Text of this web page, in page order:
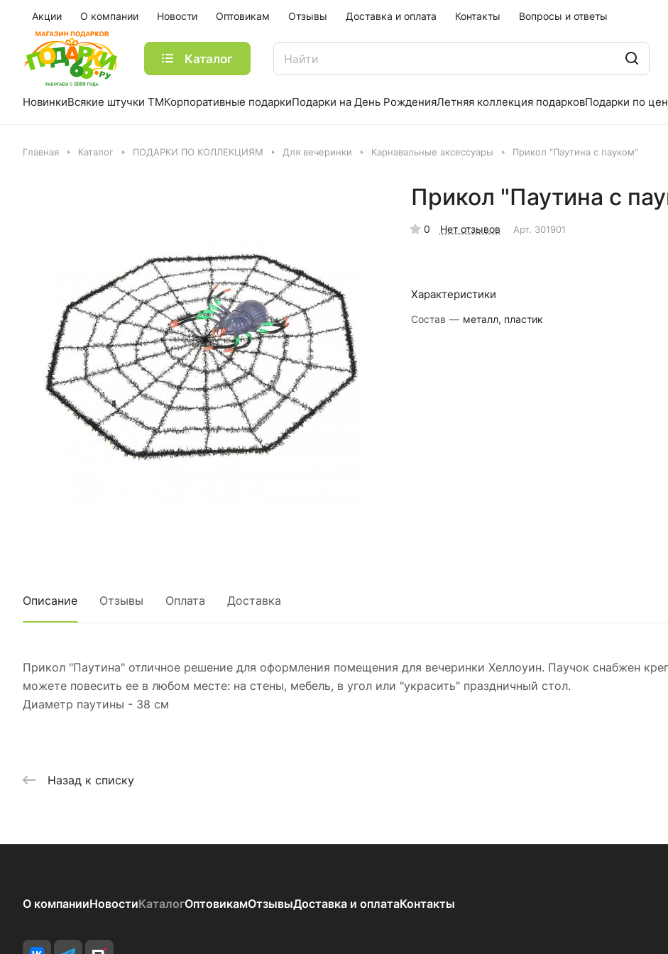
Акции О компании Новости Оптовикам Отзывы Доставка и оплата Контакты Вопросы и ответы
Каталог
НовинкиВсякие штучки ТМКорпоративные подаркиПодарки на День РожденияЛетняя коллекция подарковПодарки по
Главная Каталог ПОДАРКИ ПО КОЛЛЕКЦИЯМ Для вечеринки Карнавальные аксессуары Прикол "Паутина с пауком"
Прикол "Паутина с
0 Нет отзывов Арт. 301901
Характеристики
Состав — металл, пластик
Описание Отзывы Оплата Доставка
Прикол "Паутина" отличное решение для оформления помещения для вечеринки Хеллоуин. Паучок снабжен
можете повесить ее в любом месте: на стены, мебель, в угол или "украсить" праздничный стол.
Диаметр паутины - 38 см
Назад к списку
О компанииНовостиКаталогОптовикамОтзывыДоставка и оплатаКонтакты